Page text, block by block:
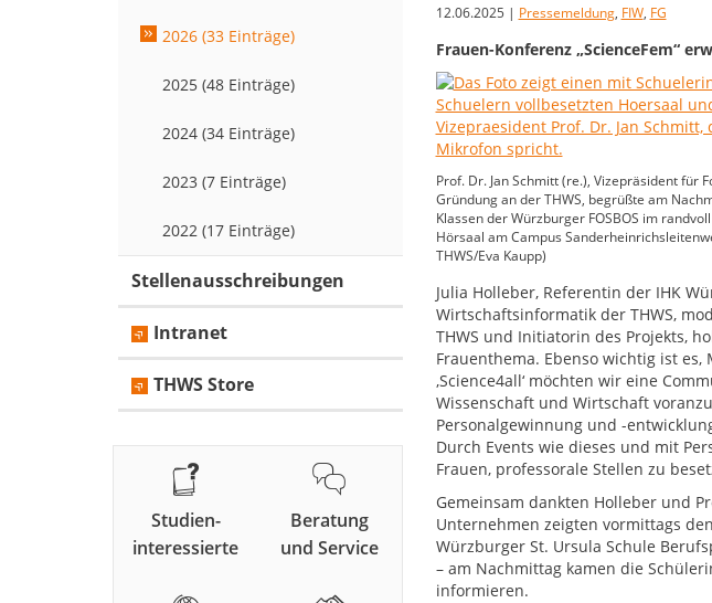
12.06.2025 | Pressemeldung, FIW, FG
Frauen-Konferenz „ScienceFem“
Prof. Dr. Jan Schmitt (re.), Vizepräsident für
Gründung an der THWS, begrüßte am
Klassen der Würzburger FOSBOS im
Hörsaal am Campus
THWS/Eva Kaupp)
Julia Holleber, Referentin der IHK
Wirtschaftsinformatik der THWS,
THWS und Initiatorin des Projekts,
Frauenthema. Ebenso wichtig ist
,Science4all‘ möchten wir eine
Wissenschaft und Wirtschaft
Personalgewinnung und -
Durch Events wie dieses und mit
Frauen, professorale Stellen zu
Gemeinsam dankten Holleber und
Unternehmen zeigten vormittags
Würzburger St. Ursula Schule
– am Nachmittag kamen die
informieren.
2026 (33 Einträge)
2025 (48 Einträge)
2024 (34 Einträge)
2023 (7 Einträge)
2022 (17 Einträge)
Stellenausschreibungen
Intranet
THWS Store
Studien-
interessierte
Beratung
und Service